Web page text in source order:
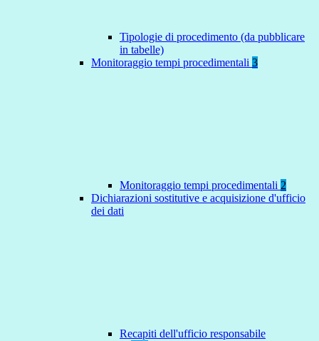
Tipologie di procedimento (da pubblicare
in tabelle)
Monitoraggio tempi procedimentali 3
Monitoraggio tempi procedimentali 2
Dichiarazioni sostitutive e acquisizione d'ufficio
dei dati
Recapiti dell'ufficio responsabile